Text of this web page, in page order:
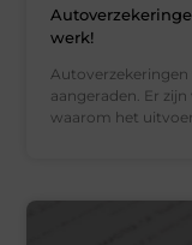
werk!
aangeraden. Er
waarom het